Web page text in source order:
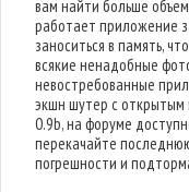
вам найти больше
работает приложение
заноситься в память,
всякие ненадобные
невостребованные
экшн шутер с открытым
0.9b, на форуме
перекачайте
погрешности и